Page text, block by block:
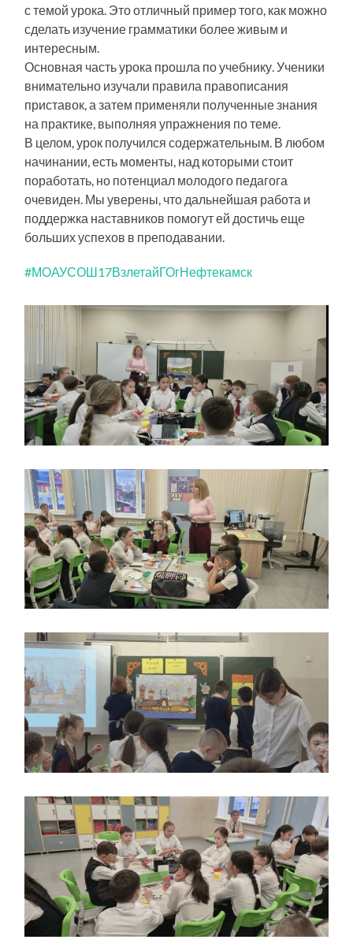
с темой урока. Это отличный пример того, как можно
сделать изучение грамматики более живым и
интересным.
Основная часть урока прошла по учебнику. Ученики
внимательно изучали правила правописания
приставок, а затем применяли полученные знания
на практике, выполняя упражнения по теме.
В целом, урок получился содержательным. В любом
начинании, есть моменты, над которыми стоит
поработать, но потенциал молодого педагога
очевиден. Мы уверены, что дальнейшая работа и
поддержка наставников помогут ей достичь еще
больших успехов в преподавании.
#МОАУСОШ17ВзлетайГОгНефтекамск